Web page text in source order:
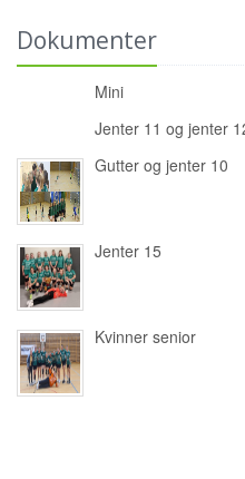
Dokumenter
Mini
Jenter 11 og jenter
Gutter og jenter 10
Jenter 15
Kvinner senior